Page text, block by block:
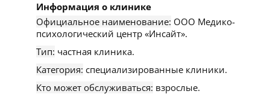
Информация о клинике
Официальное наименование: ООО Медико-
психологический центр «Инсайт».
Тип: частная клиника.
Категория: специализированные клиники.
Кто может обслуживаться: взрослые.